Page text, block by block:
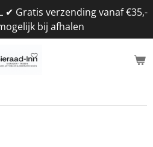
✔ Gratis verzending vanaf €35,-
bij afhalen